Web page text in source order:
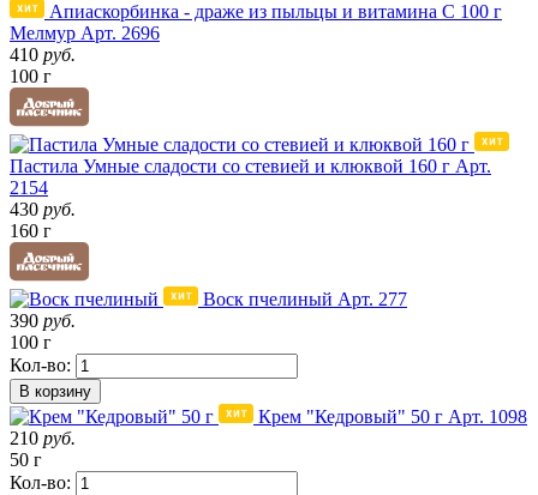
Апиаскорбинка - драже из пыльцы и витамина С 100 г
Мелмур Арт. 2696
410 руб.
100 г
Пастила Умные сладости со стевией и клюквой 160 г Арт.
2154
430 руб.
160 г
Воск пчелиный Арт. 277
390 руб.
100 г
Кол-во:
В корзину
Крем "Кедровый" 50 г Арт. 1098
210 руб.
50 г
Кол-во: